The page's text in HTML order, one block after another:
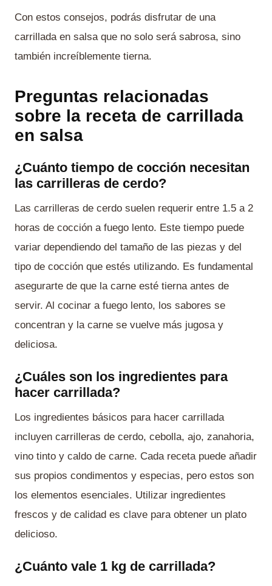
Con estos consejos, podrás disfrutar de una
carrillada en salsa que no solo será sabrosa, sino
también increíblemente tierna.
Preguntas relacionadas
sobre la receta de carrillada
en salsa
¿Cuánto tiempo de cocción necesitan
las carrilleras de cerdo?
Las carrilleras de cerdo suelen requerir entre 1.5 a 2
horas de cocción a fuego lento. Este tiempo puede
variar dependiendo del tamaño de las piezas y del
tipo de cocción que estés utilizando. Es fundamental
asegurarte de que la carne esté tierna antes de
servir. Al cocinar a fuego lento, los sabores se
concentran y la carne se vuelve más jugosa y
deliciosa.
¿Cuáles son los ingredientes para
hacer carrillada?
Los ingredientes básicos para hacer carrillada
incluyen carrilleras de cerdo, cebolla, ajo, zanahoria,
vino tinto y caldo de carne. Cada receta puede añadir
sus propios condimentos y especias, pero estos son
los elementos esenciales. Utilizar ingredientes
frescos y de calidad es clave para obtener un plato
delicioso.
¿Cuánto vale 1 kg de carrillada?